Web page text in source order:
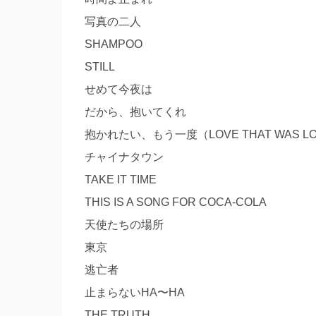
写真の二人
SHAMPOO
STILL
せめて今夜は
だから、抱いてくれ
抱かれたい、もう一度（LOVE THAT WAS
チャイナタウン
TAKE IT TIME
THIS IS A SONG FOR COCA-COLA
天使たちの場所
東京
逃亡者
止まらないHA〜HA